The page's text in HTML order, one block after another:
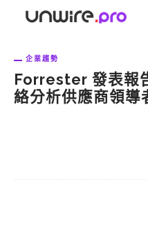
企業趨勢
Forrester 發表
絡分析供應商領導